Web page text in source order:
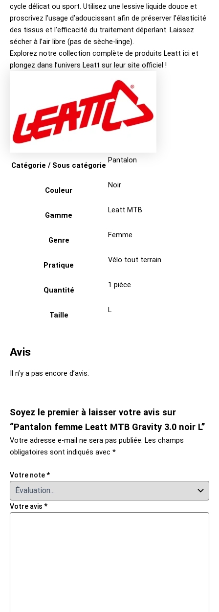
cycle délicat ou sport. Utilisez une lessive liquide douce et
proscrivez l’usage d’adoucissant afin de préserver l’élasticité
des tissus et l’efficacité du traitement déperlant. Laissez
sécher à l’air libre (pas de sèche-linge).
Explorez notre collection complète de produits Leatt ici et
plongez dans l’univers Leatt sur leur site officiel !
Catégorie / Sous catégorie
Pantalon
Couleur
Noir
Gamme
Leatt MTB
Genre
Femme
Pratique
Vélo tout terrain
Quantité
1 pièce
Taille
L
Avis
Il n’y a pas encore d’avis.
Soyez le premier à laisser votre avis sur
“Pantalon femme Leatt MTB Gravity 3.0 noir L”
Votre adresse e-mail ne sera pas publiée. Les champs
obligatoires sont indiqués avec *
Votre note*
Votre avis *